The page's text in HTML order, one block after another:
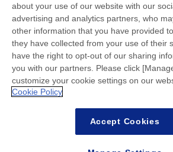
뉴스
연락처
FAQ
about your use of our website with our
advertising and analytics partners, who
other information that you have provided
they have collected from your use of their
have the right to opt-out of our sharing
you with our partners. Please click
customize your cookie settings on our
Cookie Policy
Accept Cookies